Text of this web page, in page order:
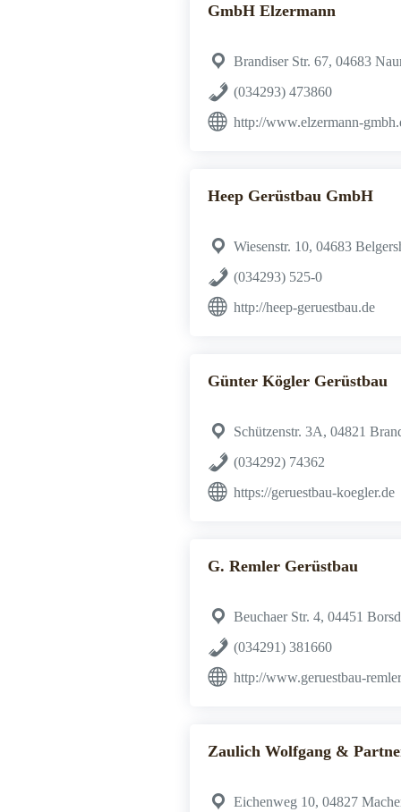
GmbH Elzermann
Brandiser Str. 67, 04683
(034293) 473860
http://www.elzermann-
Heep Gerüstbau GmbH
Wiesenstr. 10, 04683
(034293) 525-0
http://heep-geruestbau.de
Günter Kögler Gerüstbau
Schützenstr. 3A, 04821
(034292) 74362
https://geruestbau-koegler.de
G. Remler Gerüstbau
Beuchaer Str. 4, 04451
(034291) 381660
http://www.geruestbau-
Zaulich Wolfgang &
Eichenweg 10, 04827